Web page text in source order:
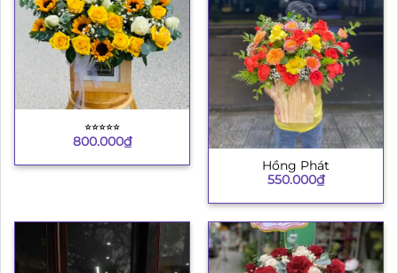
⭐︎⭐︎⭐︎⭐︎⭐︎
800.000₫
Hồng Phát
550.000₫